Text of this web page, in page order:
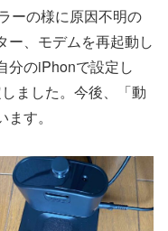
ーの様に原因不明の
ー、モデムを再起動し
分のiPhonで設定し
ました。今後、「動
す。